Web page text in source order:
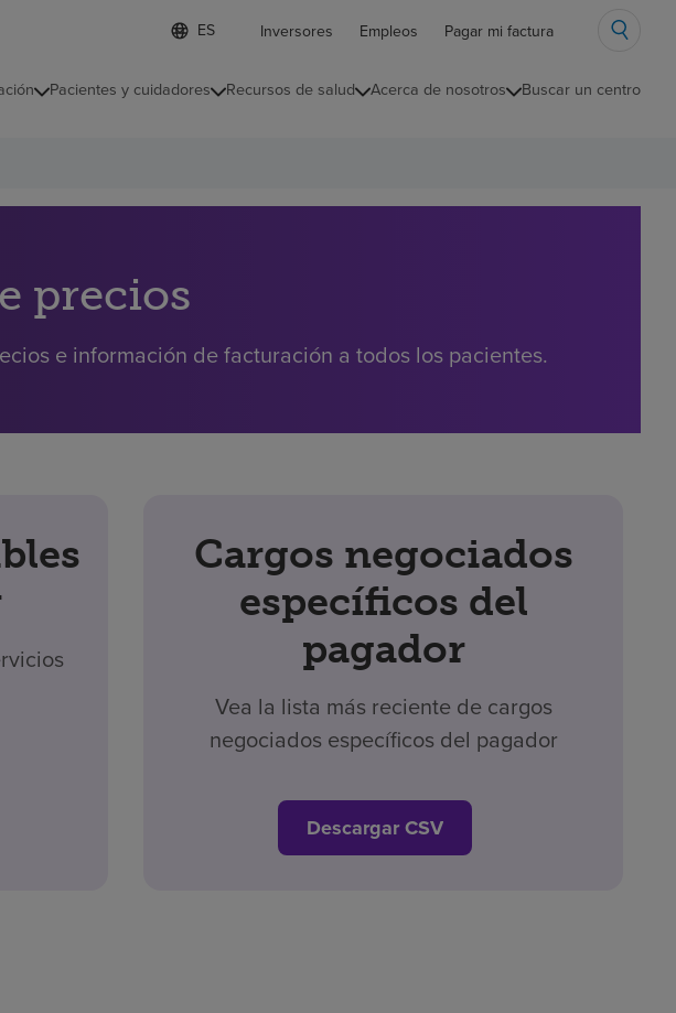
Lista
de
contraída
d
o
e
o
n
d
Inversores Empleos Pagar mi factura
Pacientes y cuidadores Recursos de salud Acerca de nosotros Buscar un centro
precios
e información de facturación a todos los pacientes.
Cargos negociados
específicos del
pagador
Vea la lista más reciente de cargos
negociados específicos del pagador
Descargar CSV